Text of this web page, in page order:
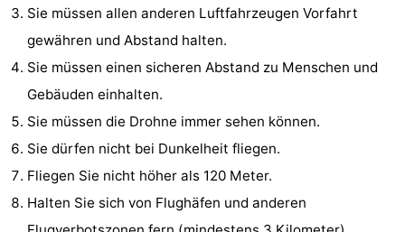
Aussichtspunkte
Attraktionen
Rundfahrten
Indoor-
-
Sie müssen allen anderen Luftfahrzeugen Vorfahrt
gewähren und Abstand halten.
Sie müssen einen sicheren Abstand zu Menschen und
Gebäuden einhalten.
Sie müssen die Drohne immer sehen können.
Sie dürfen nicht bei Dunkelheit fliegen.
Fliegen Sie nicht höher als 120 Meter.
Halten Sie sich von Flughäfen und anderen